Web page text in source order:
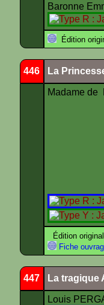
Baronne
Édition
446 La
Madame de
Édition
Fiche
447 La tragique
Louis